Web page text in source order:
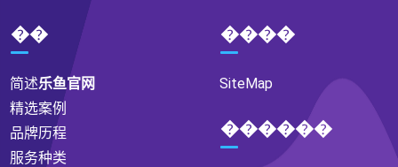
��
简述乐鱼官网
精选案例
品牌历程
服务种类
����
SiteMap
������